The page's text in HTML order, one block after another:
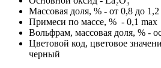
Массовая доля, % - от 0,8 до 1,2
Примеси по массе, % - 0,1 max
Вольфрам, массовая доля, % -
Цветовой код, цветовое
черный